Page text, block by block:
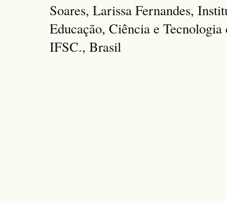
Soares, Larissa Fernandes,
Educação, Ciência e
IFSC., Brasil